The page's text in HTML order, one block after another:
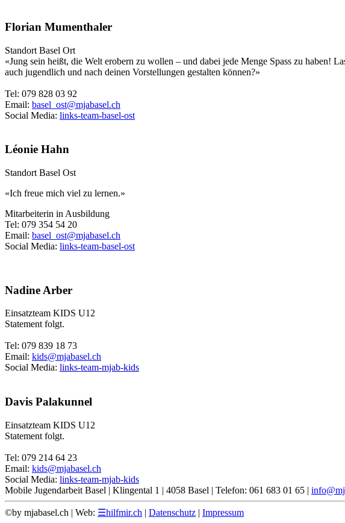
Florian Mumenthaler
Standort Basel Ort
«Jung sein heißt, die Welt erobern zu wollen – und dabei jede Menge Spass zu haben!
auch jugendlich und nach deinen Vorstellungen gestalten können?»
Tel: 079 828 03 92
Email: basel_ost@mjabasel.ch
Social Media: links-team-basel-ost
Léonie Hahn
Standort Basel Ost
«Ich freue mich viel zu lernen.»
Mitarbeiterin in Ausbildung
Tel: 079 354 54 20
Email: basel_ost@mjabasel.ch
Social Media: links-team-basel-ost
Nadine Arber
Einsatzteam KIDS U12
Statement folgt.
Tel: 079 839 18 73
Email: kids@mjabasel.ch
Social Media: links-team-mjab-kids
Davis Palakunnel
Einsatzteam KIDS U12
Statement folgt.
Tel: 079 214 64 23
Email: kids@mjabasel.ch
Social Media: links-team-mjab-kids
Mobile Jugendarbeit Basel | Klingental 1 | 4058 Basel | Telefon: 061 683 01 65 |
©by mjabasel.ch | Web: ☰hilfmir.ch | Datenschutz | Impressum